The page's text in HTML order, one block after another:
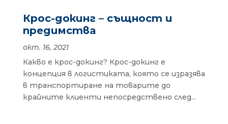
Крос-докинг – същност и
предимства
окт. 16, 2021
Какво е крос-докинг? Крос-докинг е
концепция в логистиката, която се изразява
в транспортиране на товарите до
крайните клиенти непосредствено след...